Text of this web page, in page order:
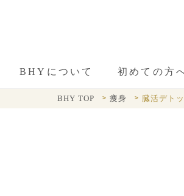
BHYについて 初めての方
BHY TOP 痩身 臓活デト